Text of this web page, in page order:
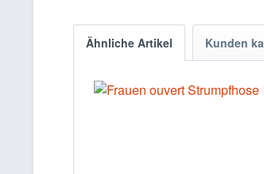
Ähnliche Artikel Kunden